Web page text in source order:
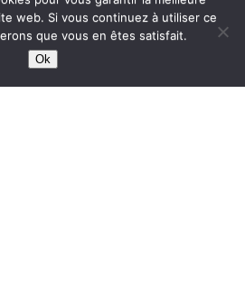
web. Si vous continuez à utiliser ce
que vous en êtes satisfait.
Ok